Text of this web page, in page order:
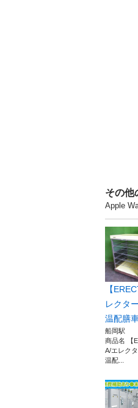
その他
Apple
【
レクタ
温配膳車
船岡駅
商品名 【
A/エレク
温配...